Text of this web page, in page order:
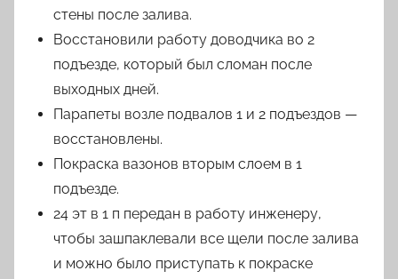
стены после залива.
Восстановили работу доводчика во 2
подъезде, который был сломан после
выходных дней.
Парапеты возле подвалов 1 и 2 подъездов —
восстановлены.
Покраска вазонов вторым слоем в 1
подъезде.
24 эт в 1 п передан в работу инженеру,
чтобы зашпаклевали все щели после залива
и можно было приступать к покраске